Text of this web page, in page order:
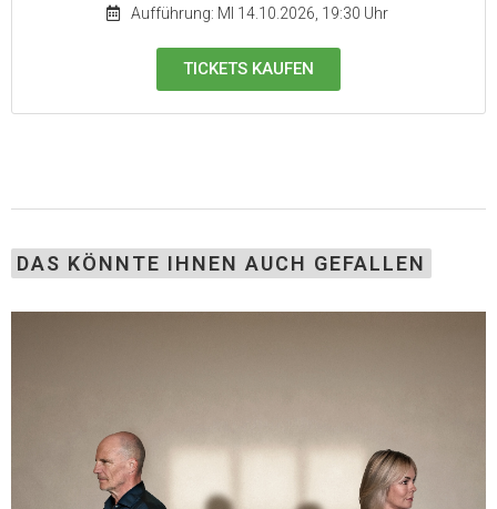
Aufführung: MI 14.10.2026, 19:30 Uhr
TICKETS KAUFEN
DAS KÖNNTE IHNEN AUCH GEFALLEN